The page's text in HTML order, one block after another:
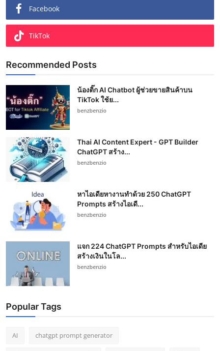
Facebook
TikTok
Recommended Posts
น้องติ๊ก AI Chatbot ผู้ช่วยขายสินค้าบน
TikTok ใช้ย...
benzbenzio
Thai AI Content Expert - GPT Builder
ChatGPT สร้าง...
benzbenzio
หาไอเดียหางานทำด้วย 250 ChatGPT
Prompts สร้างไอเดี...
benzbenzio
แจก 224 ChatGPT Prompts สำหรับไอเดีย
สร้างเงินในโล...
benzbenzio
Popular Tags
AI chatgpt prompt generator